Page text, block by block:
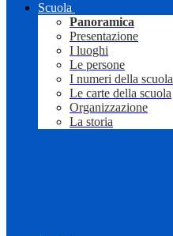
Scuola
Panoramica
Presentazione
I luoghi
Le persone
I numeri della scuola
Le carte della scuola
Organizzazione
La storia